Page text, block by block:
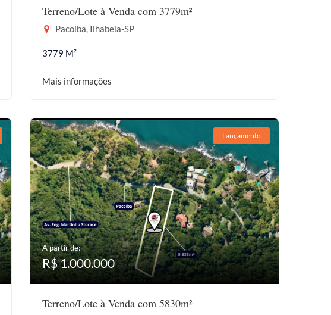
Terreno/Lote à Venda com 3779m²
Pacoíba, Ilhabela-SP
3779 M²
Mais informações
Lançamento
A partir de:
R$ 1.000.000
Terreno/Lote à Venda com 5830m²